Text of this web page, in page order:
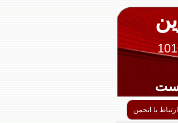
ارتباط با انجمن